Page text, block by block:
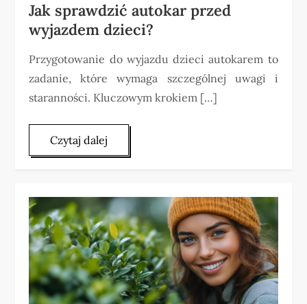
Jak sprawdzić autokar przed
wyjazdem dzieci?
Przygotowanie do wyjazdu dzieci autokarem to
zadanie, które wymaga szczególnej uwagi i
staranności. Kluczowym krokiem […]
Czytaj dalej